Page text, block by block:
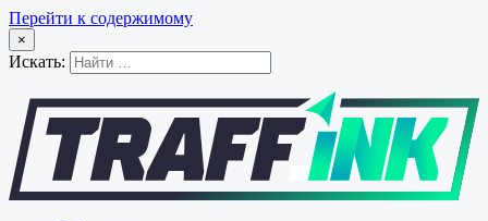
Перейти к содержимому
×
Искать: